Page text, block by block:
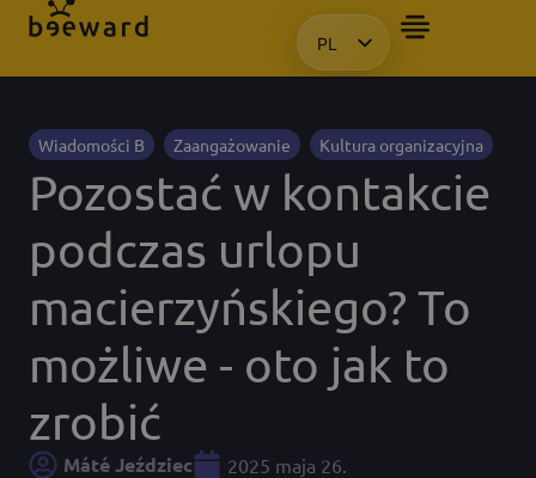
PL
HU
KO
Wiadomości B Zaangażowanie Kultura organizacyjna
Pozostać w kontakcie
podczas urlopu
macierzyńskiego? To
możliwe - oto jak to
zrobić
Máté Jeździec 2025 maja 26.